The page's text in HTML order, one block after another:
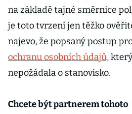
na základě tajné směrnice
je toto tvrzení jen těžko
najevo, že popsaný postup
ochranu osobních údajů,
nepožádala o stanovisko.
Chcete být partnerem tohoto